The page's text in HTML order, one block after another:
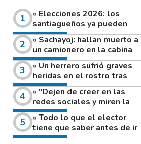
Elecciones 2026: los
santiagueños ya pueden
consultar dónde votan este
domingo
Sachayoj: hallan muerto a
un camionero en la cabina
de su vehículo a la vera de
un camino rural
Un herrero sufrió graves
heridas en el rostro tras
reventar el disco de una
amoladora
"Dejen de creer en las
redes sociales y miren la
heladera de sus casas": el
fuerte mensaje de una joven
que votó por primera vez
Todo lo que el elector
tiene que saber antes de ir
a votar este domingo